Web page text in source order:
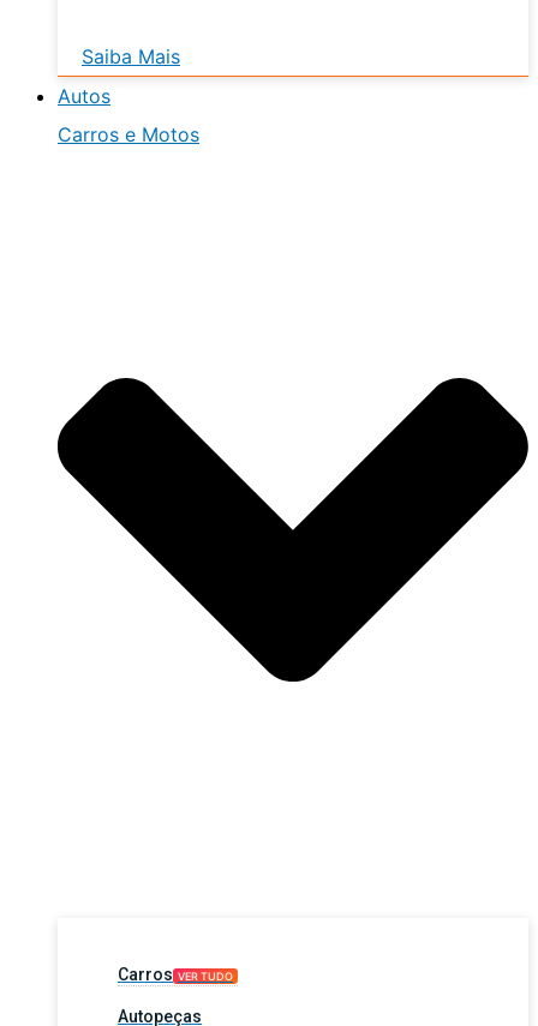
Saiba Mais
Autos
Carros e Motos
Carros VER TUDO
Autopeças